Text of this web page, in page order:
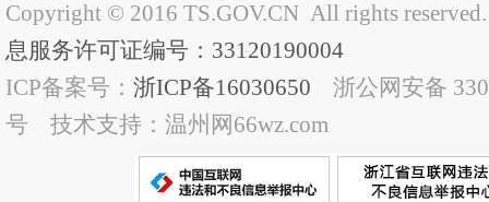
Copyright © 2016 TS.GOV.CN All rights
息服务许可证编号：33120190004
ICP备案号： 浙ICP备16030650 浙公网安备
号 技术支持：温州网66wz.com